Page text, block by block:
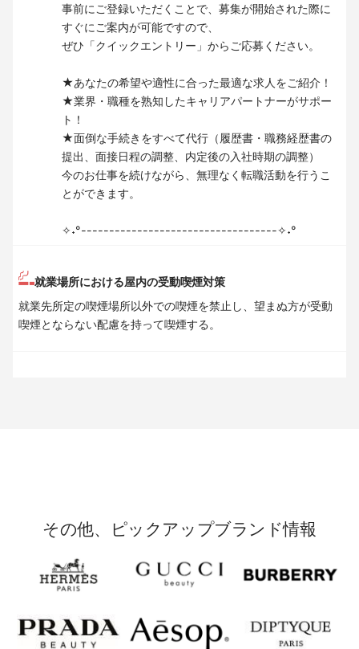
事前にご登録いただくことで、募集が開始された際に
すぐにご案内が可能ですので、
ぜひ「クイックエントリー」からご応募ください。
★あなたの希望や適性に合った最適な求人をご紹介！
★業界・職種を熟知したキャリアパートナーがサポー
ト！
★面倒な手続きをすべて代行（履歴書・職務経歴書の
提出、面接日程の調整、内定後の入社時期の調整）
今のお仕事を続けながら、無理なく転職活動を行うこ
とができます。
✧˖°-----------------------------------✧˖°
就業場所における屋内の受動喫煙対策
就業先所定の喫煙場所以外での喫煙を禁止し、望まぬ方が受動
喫煙とならない配慮を持って喫煙する。
その他、ピックアップブランド情報